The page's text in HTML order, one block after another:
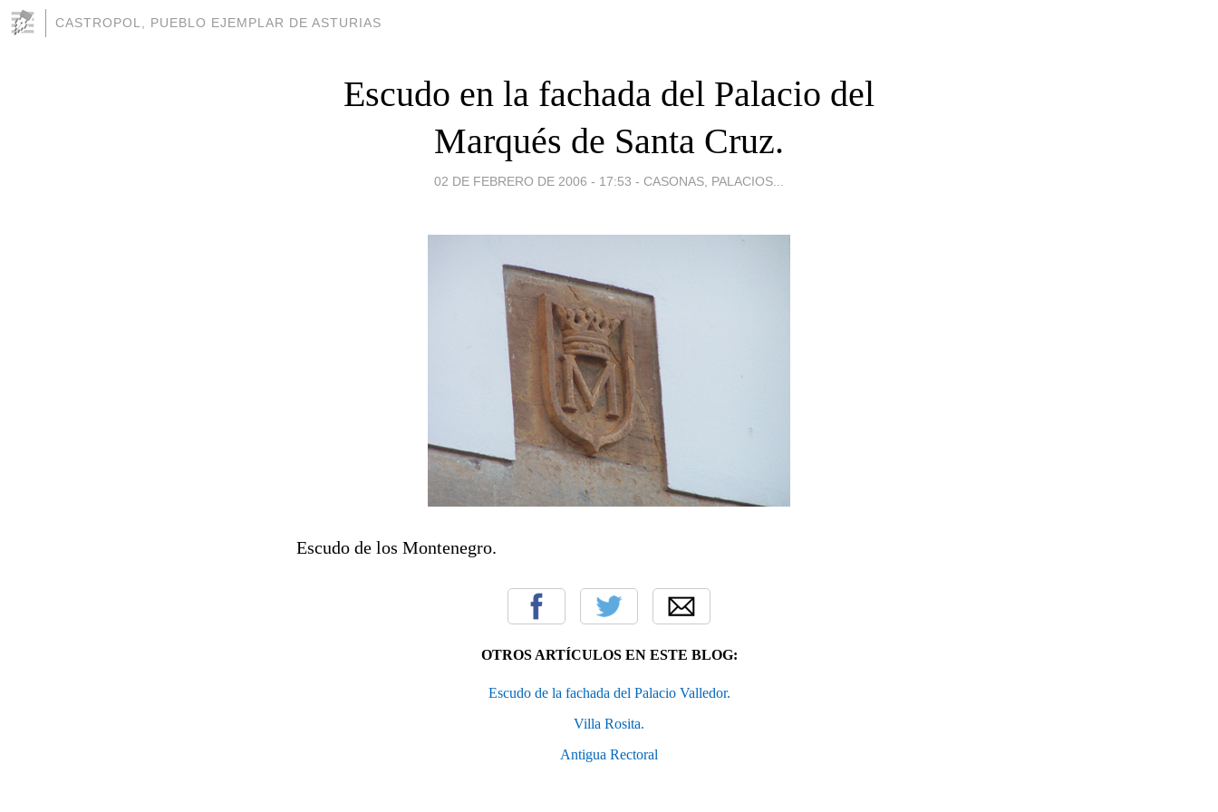
CASTROPOL, PUEBLO EJEMPLAR DE ASTURIAS
Escudo en la fachada del Palacio del
Marqués de Santa Cruz.
02 DE FEBRERO DE 2006 - 17:53 - CASONAS, PALACIOS...
Escudo de los Montenegro.
OTROS ARTÍCULOS EN ESTE BLOG:
Escudo de la fachada del Palacio Valledor.
Villa Rosita.
Antigua Rectoral